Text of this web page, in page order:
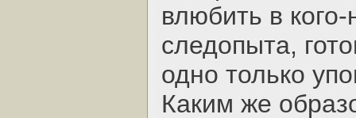
влюбить в
следопыта,
одно только
Каким же